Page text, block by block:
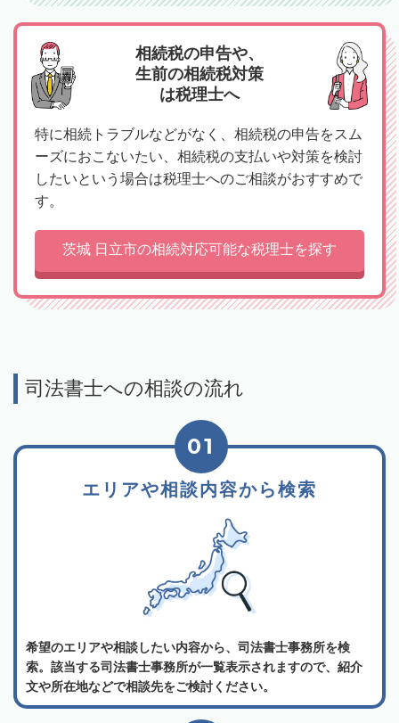
相続税の申告や、
生前の相続税対策
は税理士へ
特に相続トラブルなどがなく、相続税の申告をスム
ーズにおこないたい、相続税の支払いや対策を検討
したいという場合は税理士へのご相談がおすすめで
す。
茨城 日立市の相続対応可能な税理士を探す
司法書士への相談の流れ
エリアや相談内容から検索
01
希望のエリアや相談したい内容から、司法書士事務所を検
索。該当する司法書士事務所が一覧表示されますので、紹介
文や所在地などで相談先をご検討ください。